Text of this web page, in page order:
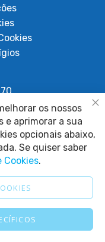
direitos reservados.
os nossos
e aprimorar a sua
opcionais abaixo,
Se quiser saber
Cookies.